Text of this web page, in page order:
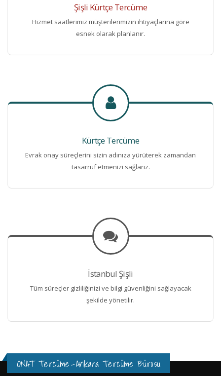
Şişli Kürtçe Tercüme
Hizmet saatlerimiz müşterilerimizin ihtiyaçlarına göre
esnek olarak planlanır.
Kürtçe Tercüme
Evrak onay süreçlerini sizin adınıza yürüterek zamandan
tasarruf etmenizi sağlarız.
İstanbul Şişli
Tüm süreçler gizliliğinizi ve bilgi güvenliğini sağlayacak
şekilde yönetilir.
ONAT Tercüme-Ankara Tercüme Bürosu